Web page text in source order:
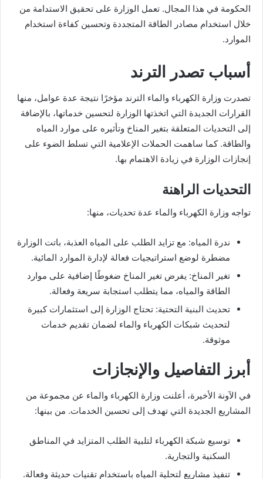
الحكومة في هذا المجال. تعمل الوزارة على تحقيق الاستدامة من
خلال استخدام مصادر الطاقة المتجددة وتحسين كفاءة استخدام
الموارد.
أسباب تصدر الترند
تصدرت وزارة الكهرباء والماء الترند مؤخرًا نتيجة عدة عوامل، منها
القرارات الجديدة التي اتخذتها الوزارة لتحسين خدماتها، بالإضافة
إلى التحديات المتعلقة بتغير المناخ وتأثيره على موارد المياه
والطاقة. كما ساهمت الحملات الإعلامية التي تسلط الضوء على
إنجازات الوزارة في زيادة الاهتمام بها.
التحديات الراهنة
تواجه وزارة الكهرباء والماء عدة تحديات، منها:
ندرة المياه: مع تزايد الطلب على المياه العذبة، باتت الوزارة
مضطرة لوضع استراتيجيات فعالة لإدارة الموارد المائية.
تغير المناخ: يفرض تغير المناخ ضغوطًا إضافية على موارد
الطاقة والمياه، مما يتطلب استجابة سريعة وفعالة.
تحديث البنية التحتية: تحتاج الوزارة إلى استثمارات كبيرة
لتحديث شبكات الكهرباء والماء لضمان تقديم خدمات
موثوقة.
أبرز التفاصيل والإنجازات
في الآونة الأخيرة، أعلنت وزارة الكهرباء والماء عن مجموعة من
المشاريع الجديدة التي تهدف إلى تحسين الخدمات. من بينها:
توسيع شبكة الكهرباء لتلبية الطلب المتزايد في المناطق
السكنية والتجارية.
تنفيذ مشاريع لتحلية المياه باستخدام تقنيات حديثة وفعالة.